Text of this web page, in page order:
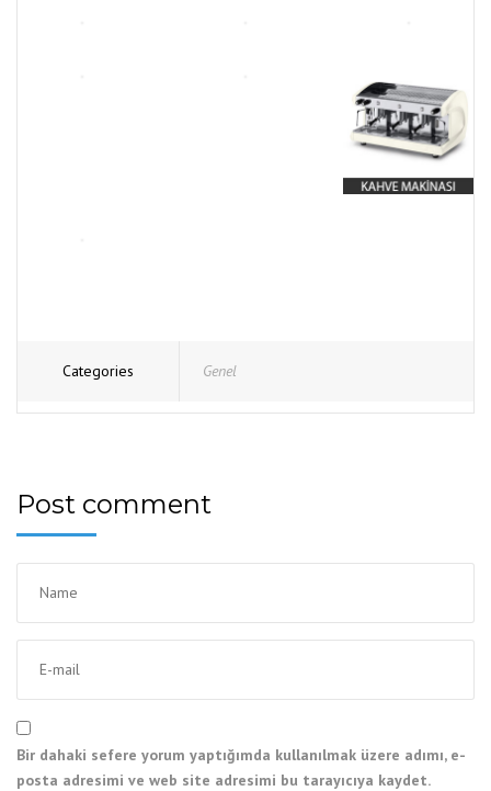
Categories Genel
Post comment
Bir dahaki sefere yorum yaptığımda kullanılmak üzere adımı, e-
posta adresimi ve web site adresimi bu tarayıcıya kaydet.